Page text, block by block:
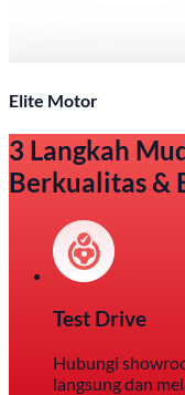
Elite Motor
3 Langkah
Berkualitas &
Test Drive
Hubungi
langsung dan